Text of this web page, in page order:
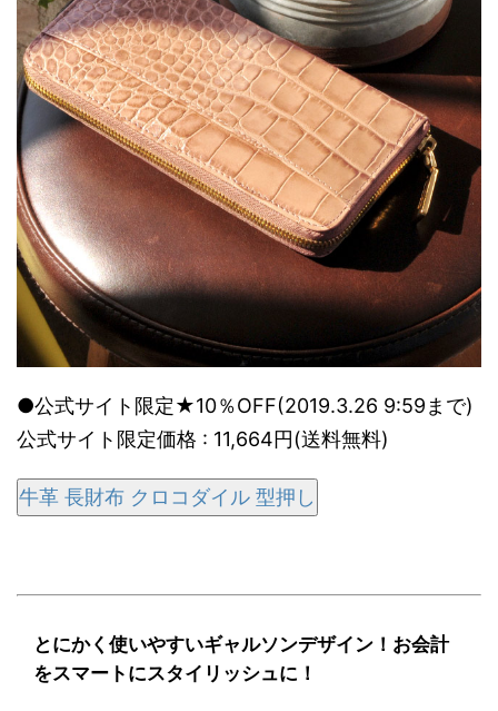
●公式サイト限定★10％OFF(2019.3.26 9:59まで)
公式サイト限定価格 : 11,664円(送料無料)
牛革 長財布 クロコダイル 型押し
とにかく使いやすいギャルソンデザイン！お会計
をスマートにスタイリッシュに！